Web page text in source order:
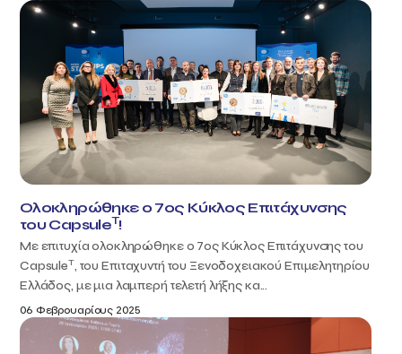
Ολοκληρώθηκε ο 7ος Κύκλος Επιτάχυνσης
του CapsuleT!
Με επιτυχία ολοκληρώθηκε ο 7ος Κύκλος Επιτάχυνσης του
CapsuleT, του Επιταχυντή του Ξενοδοχειακού Επιμελητηρίου
Ελλάδος, με μια λαμπερή τελετή λήξης κα...
06 Φεβρουαρίους 2025